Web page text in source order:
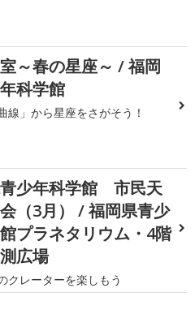
～春の星座～ / 福岡
科学館
線」から星座をさがそう！
少年科学館 市民天
（3月） / 福岡県青少
プラネタリウム・4階
広場
クレーターを楽しもう